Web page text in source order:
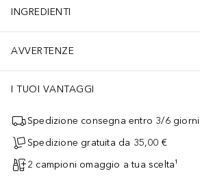
INGREDIENTI
AVVERTENZE
I TUOI VANTAGGI
Spedizione consegna entro 3/6 giorni
Spedizione gratuita da 35,00 €
2 campioni omaggio a tua scelta¹